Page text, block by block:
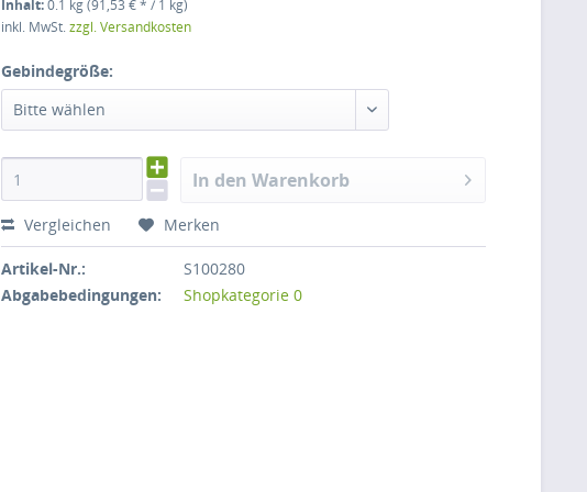
Inhalt:0.1 kg (91,53 € * / 1 kg)
inkl. MwSt.zzgl. Versandkosten
Gebindegröße:
Bitte wählen
In den Warenkorb
Vergleichen Merken
Artikel-Nr.:
S100280
Abgabebedingungen:
Shopkategorie 0